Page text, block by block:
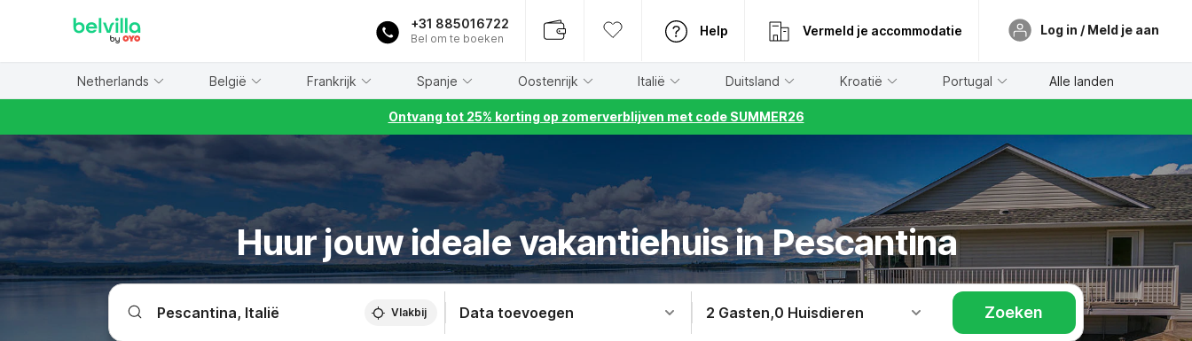
+31 885016722
Bel om te boeken
Help Vermeld je accommodatie Log in / Meld je aan
Netherlands België Frankrijk Spanje Oostenrijk Italië Duitsland Kroatië Portugal Alle landen
Ontvang tot 25% korting op zomerverblijven met code SUMMER26
Huur jouw ideale vakantiehuis in Pescantina
Vlakbij Data toevoegen 2 Gasten,0 Huisdieren Zoeken